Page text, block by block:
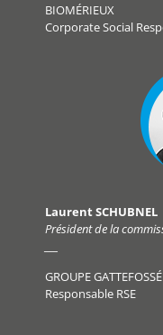
BIOMÉRIEUX
Corporate Social
Laurent SCHUBNEL
Président de la
GROUPEGATTEFOSSÉ
Responsable RSE